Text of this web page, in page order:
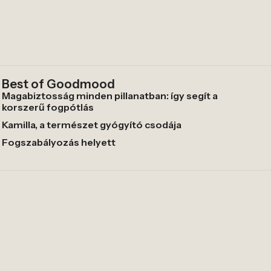
Best of Goodmood
Magabiztosság minden pillanatban: így segít a
korszerű fogpótlás
Kamilla, a természet gyógyító csodája
Fogszabályozás helyett